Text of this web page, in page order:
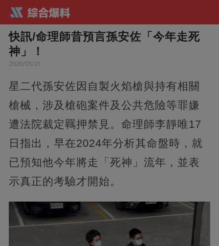
快訊/命理師昔預言孫安佐「今年走死
神」！
2026/05/21
星二代孫安佐因自製火焰槍與持有相關
槍械，涉及槍砲案件及公共危險等罪嫌
遭法院裁定羈押禁見。命理師李靜唯17
日指出，早在2024年分析其命盤時，就
已預知他今年將走「死神」流年，並表
示真正的考驗才開始。